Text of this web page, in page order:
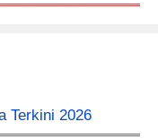
Terkini 2026